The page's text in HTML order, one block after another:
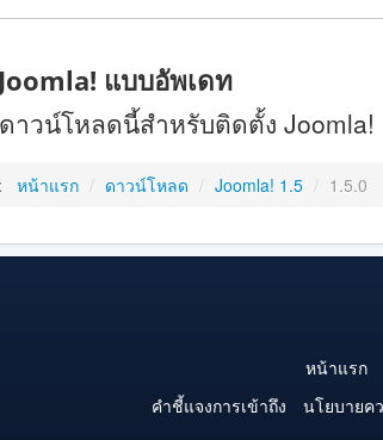
แบบอัพเดท
าวน์โหลดนี้สำหรับติดตั้ง
หน้าแรก / ดาวน์โหลด / Joomla! 1.5 / 1.5.0
หน้าแรก
คำชี้แจงการเข้าถึง
นโยบายค